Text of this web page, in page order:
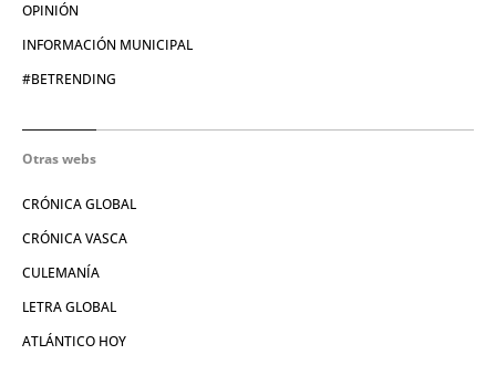
OPINIÓN
INFORMACIÓN MUNICIPAL
#BETRENDING
Otras webs
CRÓNICA GLOBAL
CRÓNICA VASCA
CULEMANÍA
LETRA GLOBAL
ATLÁNTICO HOY